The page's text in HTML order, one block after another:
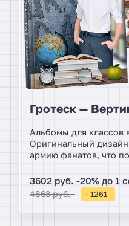
Гротеск —
Альбомы для классов
Оригинальный
армию фанатов, что
организовать
фотосессией.
3602 руб. -20% до 1
4863 руб. - 1261